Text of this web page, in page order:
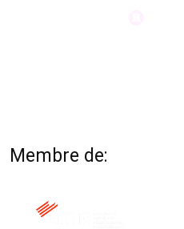
Membre de: